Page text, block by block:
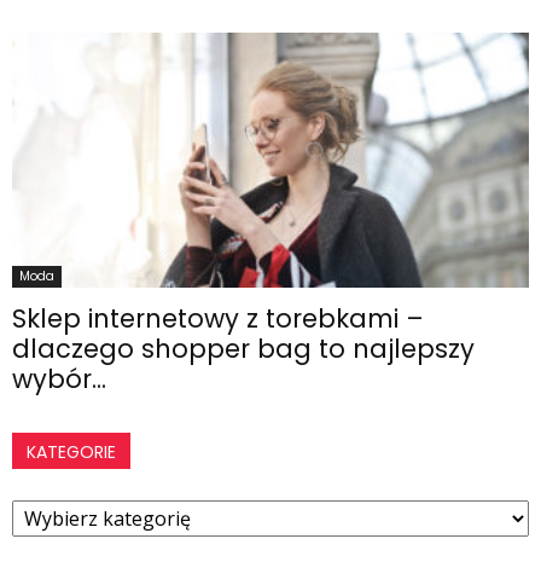
Moda
Sklep internetowy z torebkami –
dlaczego shopper bag to najlepszy
wybór...
KATEGORIE
Kategorie